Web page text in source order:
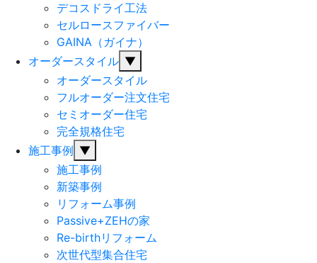
デコスドライ工法
セルロースファイバー
GAINA（ガイナ）
オーダースタイル ▼
オーダースタイル
フルオーダー注文住宅
セミオーダー住宅
完全規格住宅
施工事例 ▼
施工事例
新築事例
リフォーム事例
Passive+ZEHの家
Re-birthリフォーム
次世代型集合住宅